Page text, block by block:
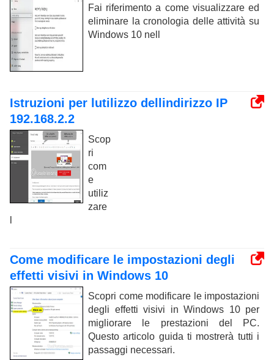
Fai riferimento a come visualizzare ed
eliminare la cronologia delle attività su
Windows 10 nell
Istruzioni per lutilizzo dellindirizzo IP
192.168.2.2
Scop
ri
com
e
utiliz
zare
Come modificare le impostazioni degli
effetti visivi in ​​Windows 10
Scopri come modificare le impostazioni
degli effetti visivi in Windows 10 per
migliorare le prestazioni del PC.
Questo articolo guida ti mostrerà tutti i
passaggi necessari.